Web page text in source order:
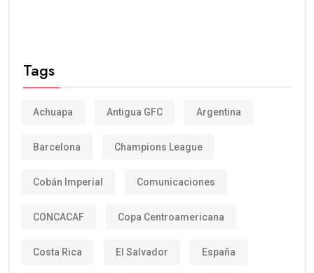
Tags
Achuapa Antigua GFC Argentina
Barcelona Champions League
Cobán Imperial Comunicaciones
CONCACAF Copa Centroamericana
Costa Rica El Salvador España